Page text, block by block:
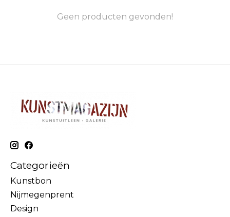
Geen producten gevonden!
Categorieën
Kunstbon
Nijmegenprent
Design